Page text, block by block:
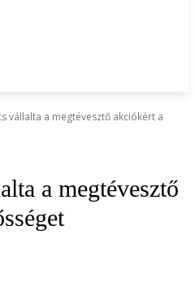
vállalta a megtévesztő akciókért a
a megtévesztő